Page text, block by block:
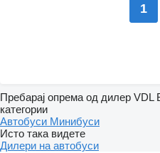
1
Пребарај опрема од дилер VDL
категории
Автобуси Минибуси
Исто така видете
Дилери на автобуси